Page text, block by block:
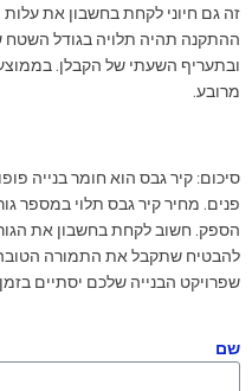
זה גם חיוני לקחת בחשבון את
ההתקנה תהיה תלויה בגודל השטח
מרובע.
סיכום: קיר גבס הוא חומר בנייה
פנים. מחיר קיר גבס תלוי במספר
הספק. חשוב לקחת בחשבון את
להבטיח שתקבל את התמורה הטובה
שפרויקט הבנייה שלכם יסתיים
שם